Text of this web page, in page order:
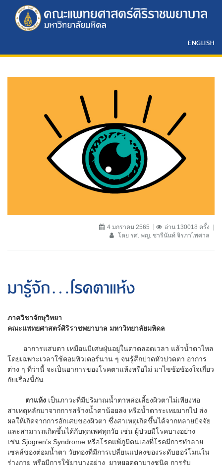
ENGLISH
4 มกราคม 2565
อ่าน 130018 ครั้ง
โดย รศ. พญ. ชารีนันท์ จิรภาไพศาล
มารู้จัก...โรคตาแห้ง
ภาควิชาจักษุวิทยา
คณะแพทยศาสตร์ศิริราชพยาบาล มหาวิทยาลัยมหิดล
อาการแสบตา เหมือนมีเศษฝุ่นอยู่ในตาตลอดเวลา แล้วน้ำตาไหล
โดยเฉพาะเวลาใช้คอมพิวเตอร์นาน ๆ จนรู้สึกปวดหัวปวดตา อาการ
ต่าง ๆ ที่ว่านี้ จะเป็นอาการของโรคตาแห้งหรือไม่ มาไขข้อข้องใจเกี่ยว
กับเรื่องนี้กัน
ตาแห้ง เป็นภาวะที่มีปริมาณน้ำตาหล่อเลี้ยงผิวตาไม่เพียงพอ
สาเหตุหลักมาจากการสร้างน้ำตาน้อยลง หรือน้ำตาระเหยมากไป ส่ง
ผลให้เกิดจากการอักเสบของผิวตา ซึ่งสาเหตุเกิดขึ้นได้จากหลายปัจจัย
และสามารถเกิดขึ้นได้กับทุกเพศทุกวัย เช่น ผู้ป่วยมีโรคบางอย่าง
เช่น Sjogren’s Syndrome หรือโรคแพ้ภูมิตนเองที่โรคมีการทำลาย
เซลล์ของต่อมน้ำตา วัยทองที่มีการเปลี่ยนแปลงของระดับฮอร์โมนใน
ร่างกาย หรือมีการใช้ยาบางอย่าง ยาหยอดตาบางชนิด การรับ